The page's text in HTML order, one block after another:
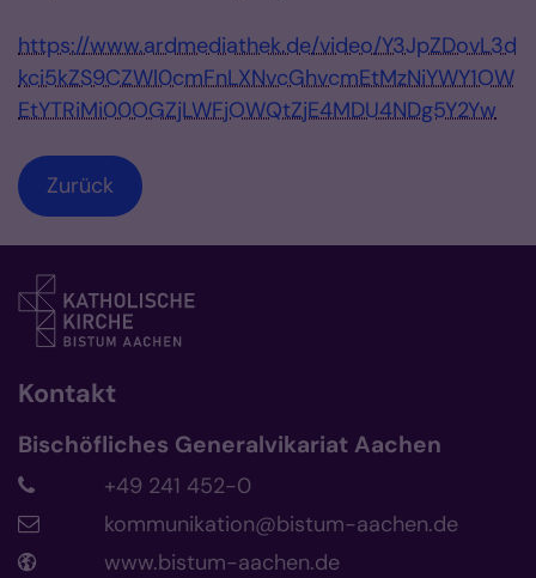
https://www.ardmediathek.de/video/Y3JpZDovL3d
kci5kZS9CZWl0cmFnLXNvcGhvcmEtMzNiYWY1OW
EtYTRiMi00OGZjLWFjOWQtZjE4MDU4NDg5Y2Yw
Zurück
Kontakt
Bischöfliches Generalvikariat Aachen
+49 241 452-0
kommunikation@bistum-aachen.de
www.bistum-aachen.de